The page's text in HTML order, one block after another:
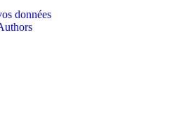
données